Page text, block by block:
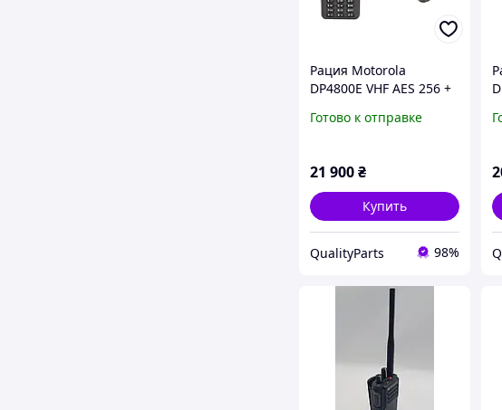
Рация Motorola
DP4800E VHF AES 256 +
Готово к отправке
21 900₴
Купить
QualityParts 98%